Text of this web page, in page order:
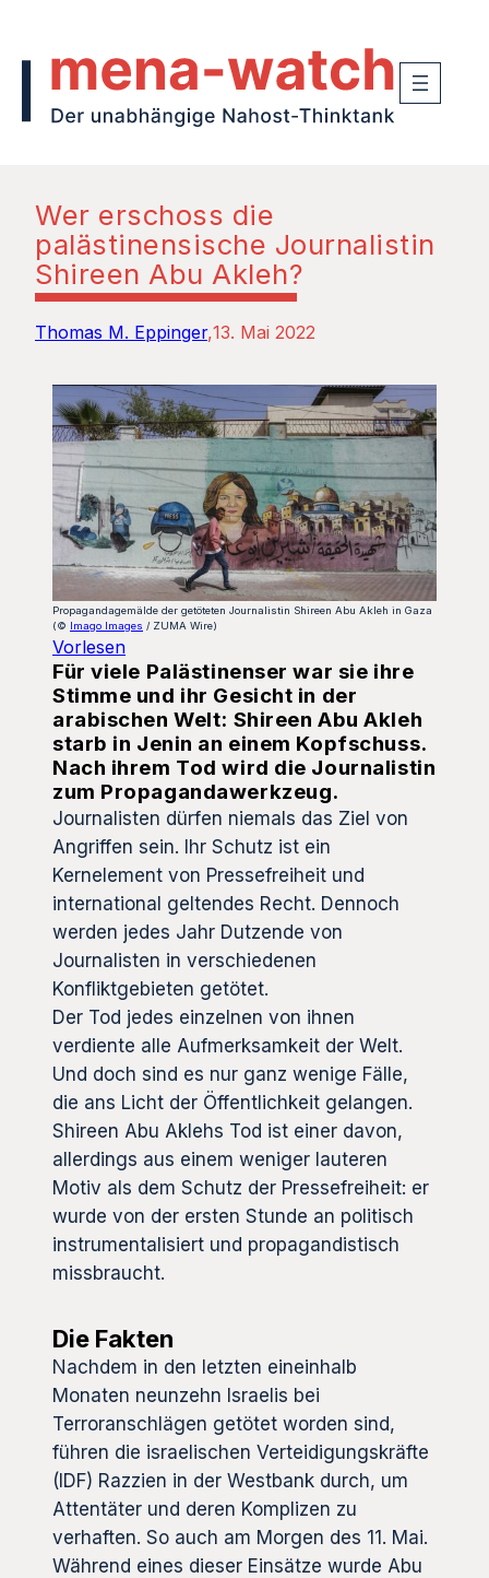
Wer erschoss die
palästinensische Journalistin
Shireen Abu Akleh?
Thomas M. Eppinger 13. Mai 2022
Propagandagemälde der getöteten Journalistin Shireen Abu Akleh in Gaza
(© Imago Images / ZUMA Wire)
Vorlesen
Für viele Palästinenser war sie ihre
Stimme und ihr Gesicht in der
arabischen Welt: Shireen Abu Akleh
starb in Jenin an einem Kopfschuss.
Nach ihrem Tod wird die Journalistin
zum Propagandawerkzeug.
Journalisten dürfen niemals das Ziel von
Angriffen sein. Ihr Schutz ist ein
Kernelement von Pressefreiheit und
international geltendes Recht. Dennoch
werden jedes Jahr Dutzende von
Journalisten in verschiedenen
Konfliktgebieten getötet.
Der Tod jedes einzelnen von ihnen
verdiente alle Aufmerksamkeit der Welt.
Und doch sind es nur ganz wenige Fälle,
die ans Licht der Öffentlichkeit gelangen.
Shireen Abu Aklehs Tod ist einer davon,
allerdings aus einem weniger lauteren
Motiv als dem Schutz der Pressefreiheit: er
wurde von der ersten Stunde an politisch
instrumentalisiert und propagandistisch
missbraucht.
Die Fakten
Nachdem in den letzten eineinhalb
Monaten neunzehn Israelis bei
Terroranschlägen getötet worden sind,
führen die israelischen Verteidigungskräfte
(IDF) Razzien in der Westbank durch, um
Attentäter und deren Komplizen zu
verhaften. So auch am Morgen des 11. Mai.
Während eines dieser Einsätze wurde Abu